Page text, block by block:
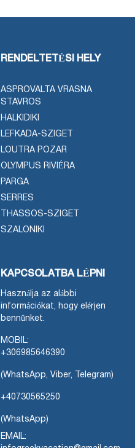
RENDELTETÉSI HELY
ASPROVALTA VRASNA
STAVROS
HALKIDIKI
LEFKADA-SZIGET
LOUTRA POZAR
OLYMPUS RIVIÉRA
PARGA
SERRES
THASSOS-SZIGET
SZALONIKI
KAPCSOLATBA LÉPNI
Használja az alábbi
információkat, hogy elérjen
bennünket.
MOBIL:
+306985646390
(WhatsApp, Viber, Telegram)
+40730565250
(WhatsApp)
EMAIL: